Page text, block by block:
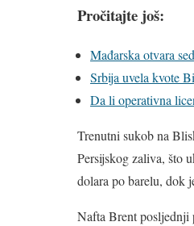
Pročitajte još:
Mađarska otvara
Srbija uvela kvote
Da li operativna
Trenutni sukob na
Persijskog zaliva, što
dolara po barelu, dok
Nafta Brent posljednji